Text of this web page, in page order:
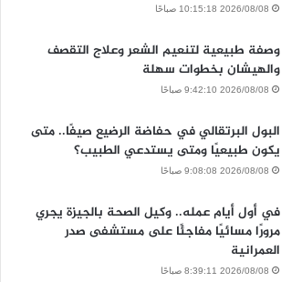
2026/08/08 10:15:18 صباحًا
وصفة طبيعية لتنعيم الشعر وعلاج التقصف
والهيشان بخطوات سهلة
2026/08/08 9:42:10 صباحًا
البول البرتقالي في حفاضة الرضيع صيفًا.. متى
يكون طبيعيًا ومتى يستدعي الطبيب؟
2026/08/08 9:08:08 صباحًا
في أول أيام عمله.. وكيل الصحة بالجيزة يجري
مرورًا مسائيًا مفاجئًا على مستشفى صدر
العمرانية
2026/08/08 8:39:11 صباحًا